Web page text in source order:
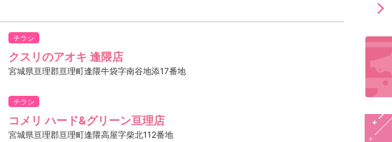
チラシ
クスリのアオキ 逢隈店
宮城県亘理郡亘理町逢隈牛袋字南谷地添17番地
チラシ
コメリ ハード&グリーン亘理店
宮城県亘理郡亘理町逢隈高屋字柴北112番地